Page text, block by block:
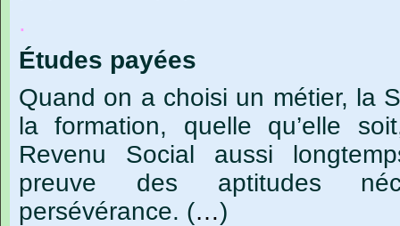
.
Études payées
Quand on a choisi un métier, la
la formation, quelle qu’elle
Revenu
Social aussi
preuve
des aptitudes
persévérance. (…)